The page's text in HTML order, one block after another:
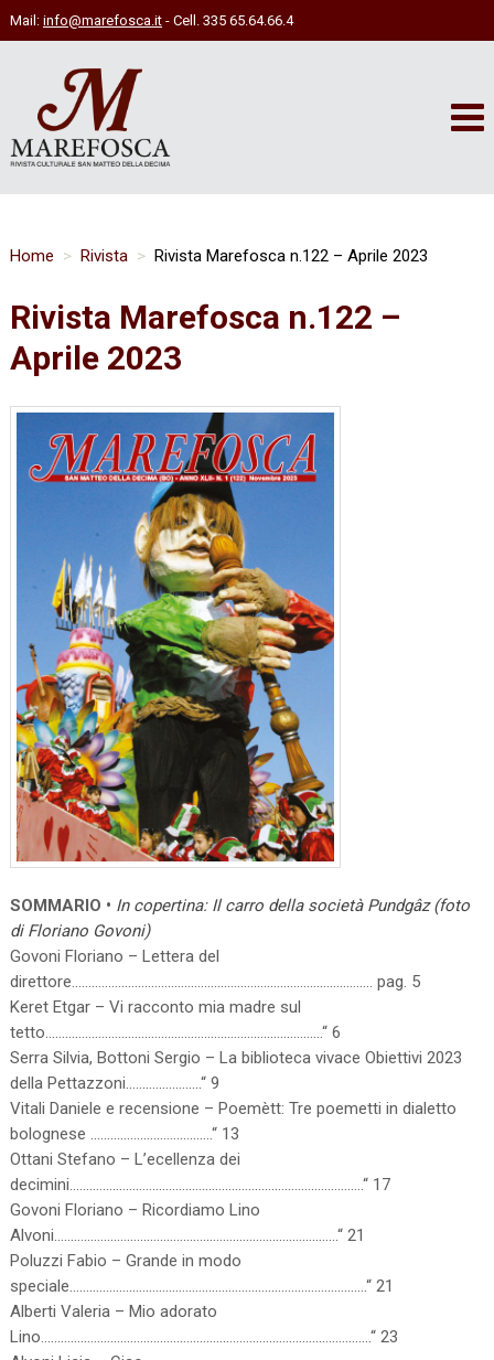
Mail: info@marefosca.it- Cell. 335 65.64.66.4
Home Rivista Rivista Marefosca n.122 – Aprile 2023
Rivista Marefosca n.122 –
Aprile 2023
SOMMARIO • In copertina: Il carro della società Pundgâz (foto
di Floriano Govoni)
Govoni Floriano – Lettera del
direttore………………………………………………………………………………. pag. 5
Keret Etgar – Vi racconto mia madre sul
tetto…………………………………………………………………………“ 6
Serra Silvia, Bottoni Sergio – La biblioteca vivace Obiettivi 2023
della Pettazzoni…………………..“ 9
Vitali Daniele e recensione – Poemètt: Tre poemetti in dialetto
bolognese ……………………………….“ 13
Ottani Stefano – L’ecellenza dei
decimini……………………………………………………………………………..“ 17
Govoni Floriano – Ricordiamo Lino
Alvoni…………………………………………………………………………..“ 21
Poluzzi Fabio – Grande in modo
speciale………………………………………………………………………………“ 21
Alberti Valeria – Mio adorato
Lino……………………………………………………………………………………….“ 23